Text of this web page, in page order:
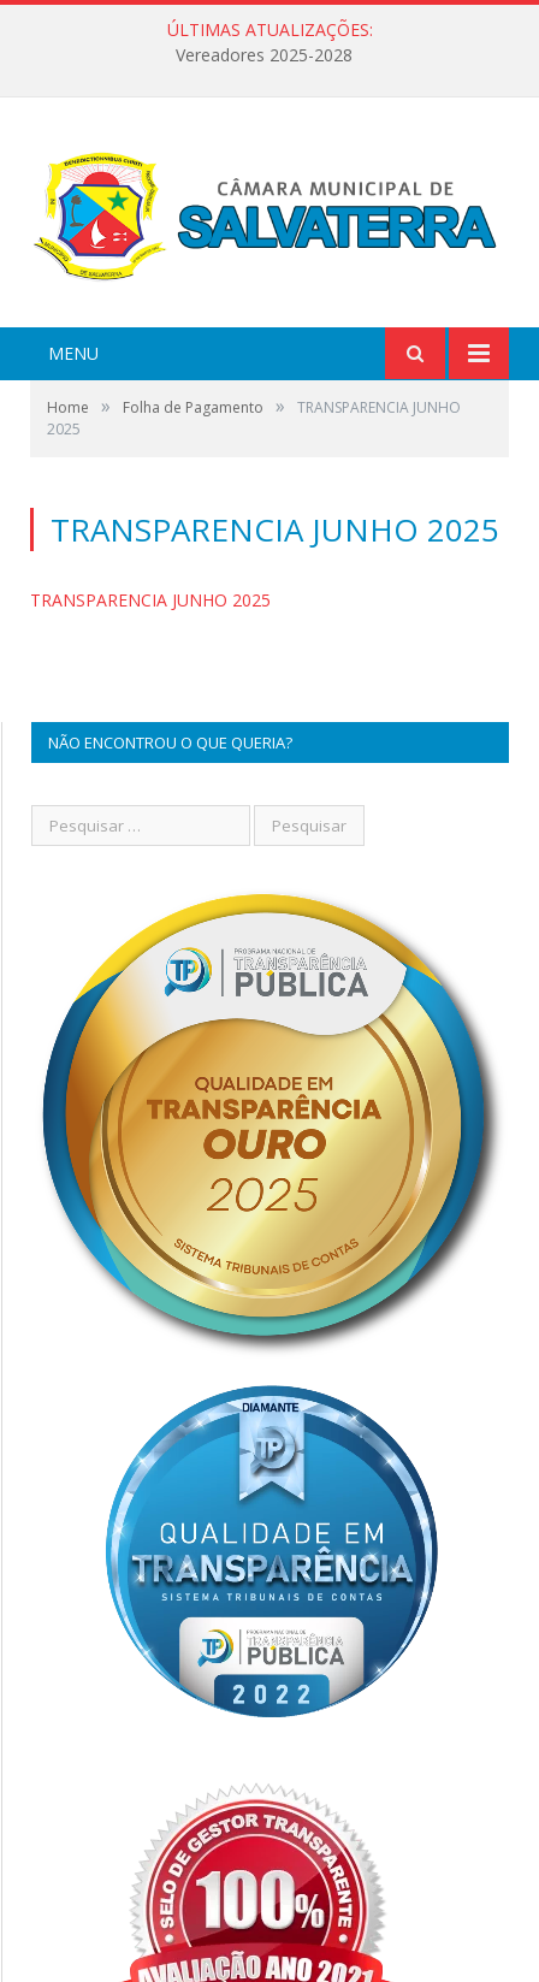
ÚLTIMAS ATUALIZAÇÕES:
Vereadores 2025-2028
MENU
Home » Folha de Pagamento »
TRANSPARENCIA JUNHO
2025
TRANSPARENCIA JUNHO 2025
TRANSPARENCIA JUNHO 2025
NÃO ENCONTROU O QUE QUERIA?